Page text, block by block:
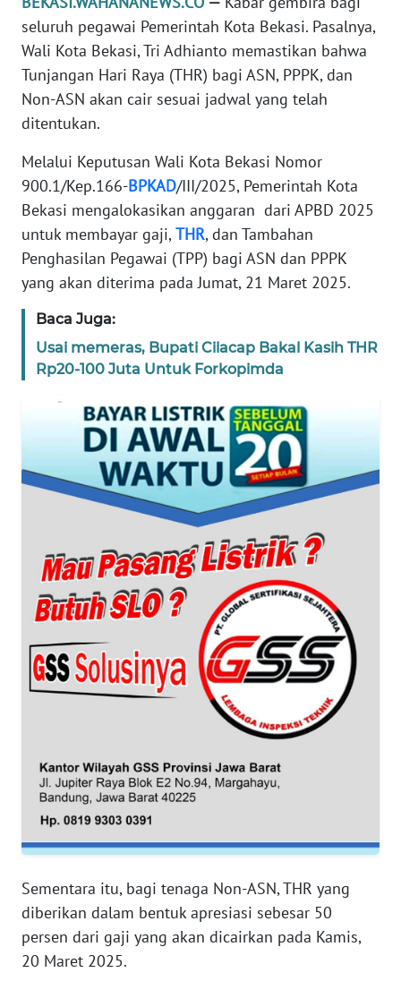
seluruh pegawai Pemerintah Kota Bekasi. Pasalnya,
Wali Kota Bekasi, Tri Adhianto memastikan bahwa
Tunjangan Hari Raya (THR) bagi ASN, PPPK, dan
Non-ASN akan cair sesuai jadwal yang telah
ditentukan.
Melalui Keputusan Wali Kota Bekasi Nomor
900.1/Kep.166-BPKAD/III/2025, Pemerintah Kota
Bekasi mengalokasikan anggaran dari APBD 2025
untuk membayar gaji,THR, dan Tambahan
Penghasilan Pegawai (TPP) bagi ASN dan PPPK
yang akan diterima pada Jumat, 21 Maret 2025.
Baca Juga:
Usai memeras, Bupati Cilacap Bakal Kasih THR
Rp20-100 Juta Untuk Forkopimda
Sementara itu, bagi tenaga Non-ASN, THR yang
diberikan dalam bentuk apresiasi sebesar 50
persen dari gaji yang akan dicairkan pada Kamis,
20 Maret 2025.
REDAKSI
KARIR
Wahana
News
Regional
WN
SUMUT
JAKARTA
WN
WN
KEPRI
PAPUA
WN
RIAU
WN
WN
JAMBI